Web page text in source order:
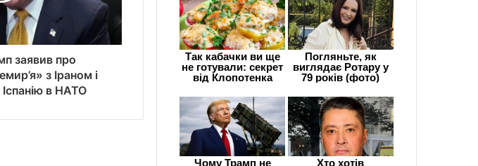
заявив про
з Іраном і
в НАТО